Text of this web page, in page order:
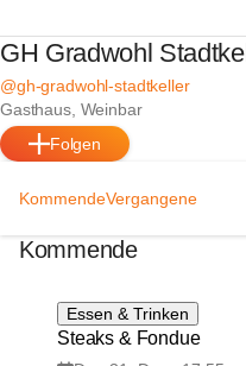
GH Gradwohl
@gh-gradwohl-stadtkeller
Gasthaus, Weinbar
Folgen
KommendeVergangene
Kommende
31
DEZ
Essen & Trinken
Steaks & Fondue